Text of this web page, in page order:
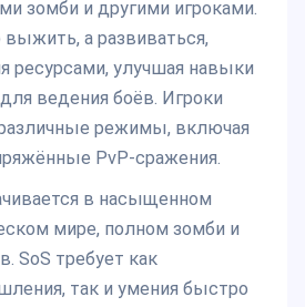
зомби и другими игроками.
а развиваться,
ресурсами, улучшая навыки
ведения боёв. Игроки
режимы, включая
PvP-сражения.
в насыщенном
мире, полном зомби и
SoS требует как
так и умения быстро